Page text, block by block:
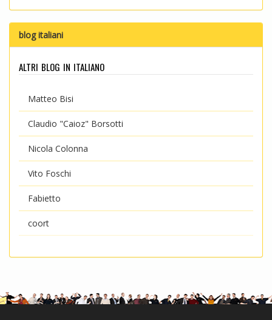
blog italiani
altri blog in italiano
Matteo Bisi
Claudio "Caioz" Borsotti
Nicola Colonna
Vito Foschi
Fabietto
coort